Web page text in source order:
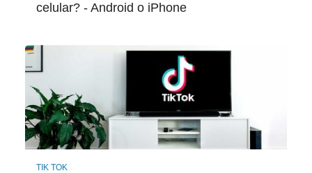
celular? - Android o iPhone
TIK TOK